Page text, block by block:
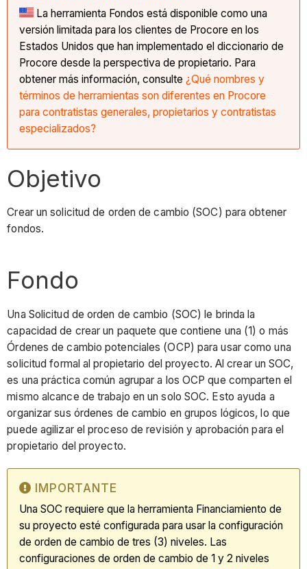
La herramienta Fondos está disponible como una
versión limitada para los clientes de Procore en los
Estados Unidos que han implementado el diccionario de
Procore desde la perspectiva de propietario. Para
obtener más información, consulte¿Qué nombres y
términos de herramientas son diferentes en Procore
para contratistas generales, propietarios y contratistas
especializados?
Objetivo
Crear un solicitud de orden de cambio (SOC) para obtener
fondos.
Fondo
Una Solicitud de orden de cambio (SOC) le brinda la
capacidad de crear un paquete que contiene una (1) o más
Órdenes de cambio potenciales (OCP) para usar como una
solicitud formal al propietario del proyecto. Al crear un SOC,
es una práctica común agrupar a los OCP que comparten el
mismo alcance de trabajo en un solo SOC. Esto ayuda a
organizar sus órdenes de cambio en grupos lógicos, lo que
puede agilizar el proceso de revisión y aprobación para el
propietario del proyecto.
IMPORTANTE
Una SOC requiere que la herramienta Financiamiento de
su proyecto esté configurada para usar la configuración
de orden de cambio de tres (3) niveles. Las
configuraciones de orden de cambio de 1 y 2 niveles